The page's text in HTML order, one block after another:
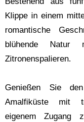
Klippe in einem
romantische
blühende Natur
Zitronenspalieren.
Genießen Sie
Amalfiküste mit
eigenem Zugang